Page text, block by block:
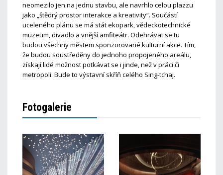
neomezilo jen na jednu stavbu, ale navrhlo celou plazzu
jako „štědrý prostor interakce a kreativity“. Součástí
uceleného plánu se má stát ekopark, vědeckotechnické
muzeum, divadlo a vnější amfiteátr. Odehrávat se tu
budou všechny městem sponzorované kulturní akce. Tím,
že budou soustředěny do jednoho propojeného areálu,
získají lidé možnost potkávat se i jinde, než v práci či
metropoli. Bude to výstavní skříň celého Sing-tchaj.
Fotogalerie